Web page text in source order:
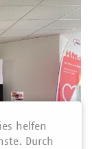
helfen
Durch